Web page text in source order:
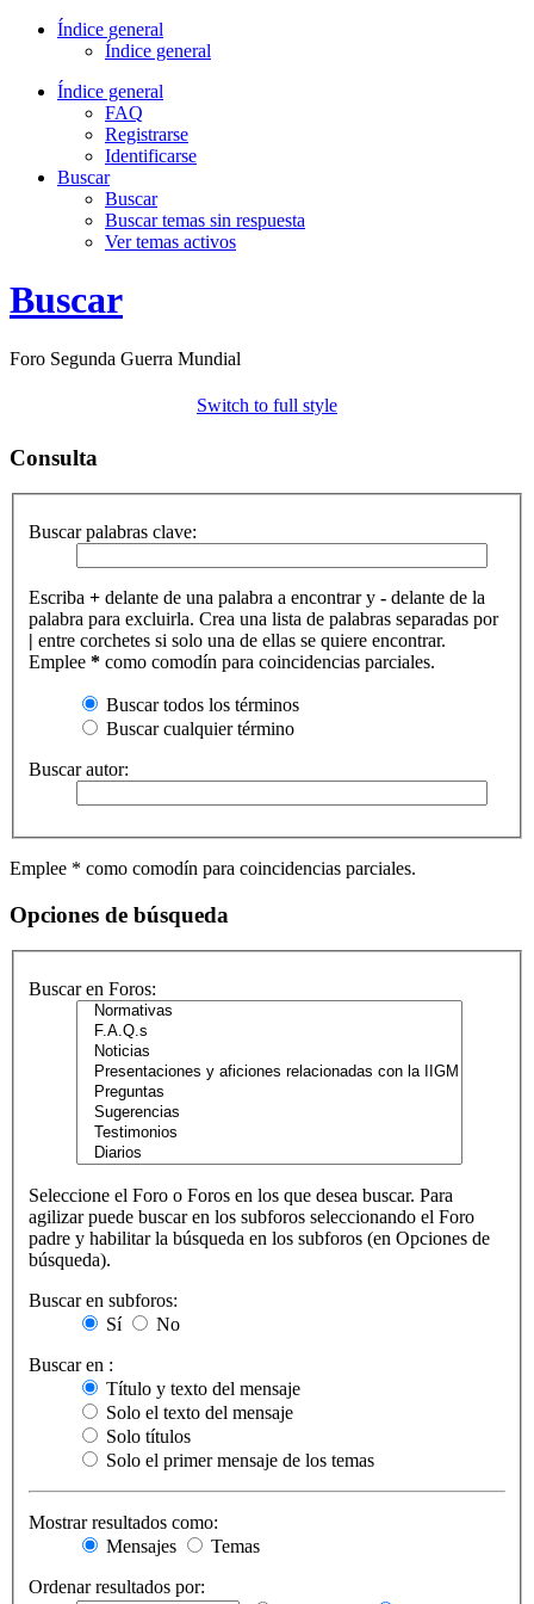
Índice general
Índice general
Índice general
FAQ
Registrarse
Identificarse
Buscar
Buscar
Buscar temas sin respuesta
Ver temas activos
Buscar
Foro Segunda Guerra Mundial
Switch to full style
Consulta
Buscar palabras clave:
Escriba + delante de una palabra a encontrar y - delante de la
palabra para excluirla. Crea una lista de palabras separadas por
| entre corchetes si solo una de ellas se quiere encontrar.
Emplee * como comodín para coincidencias parciales.
Buscar todos los términos
Buscar cualquier término
Buscar autor:
Emplee * como comodín para coincidencias parciales.
Opciones de búsqueda
Buscar en Foros:
Seleccione el Foro o Foros en los que desea buscar. Para
agilizar puede buscar en los subforos seleccionando el Foro
padre y habilitar la búsqueda en los subforos (en Opciones de
búsqueda).
Buscar en subforos:
Sí
No
Buscar en :
Título y texto del mensaje
Solo el texto del mensaje
Solo títulos
Solo el primer mensaje de los temas
Mostrar resultados como:
Mensajes
Temas
Ordenar resultados por: